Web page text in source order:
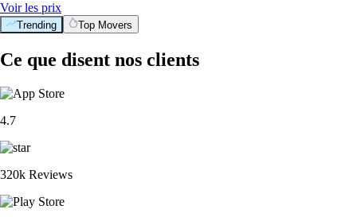
Voir les prix
Trending Top Movers
Ce que disent nos clients
4.7
320k Reviews